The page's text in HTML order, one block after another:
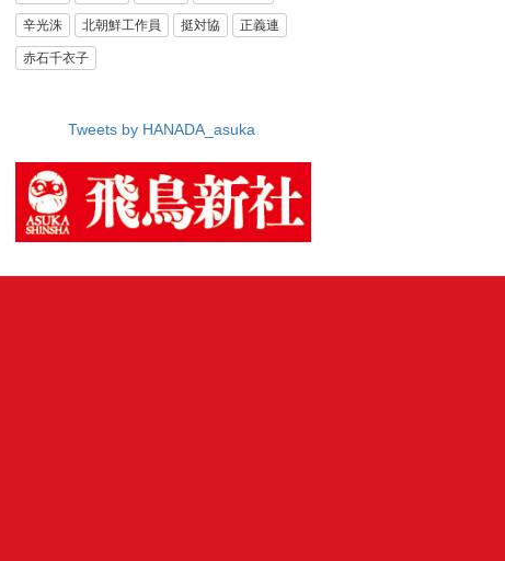
辛光洙 北朝鮮工作員 挺対協 正義連
赤石千衣子
Tweets by HANADA_asuka